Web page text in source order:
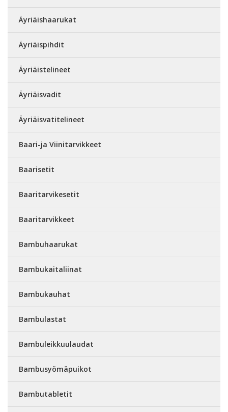
Äyriäishaarukat
Äyriäispihdit
Äyriäistelineet
Äyriäisvadit
Äyriäisvatitelineet
Baari-ja Viinitarvikkeet
Baarisetit
Baaritarvikesetit
Baaritarvikkeet
Bambuhaarukat
Bambukaitaliinat
Bambukauhat
Bambulastat
Bambuleikkuulaudat
Bambusyömäpuikot
Bambutabletit